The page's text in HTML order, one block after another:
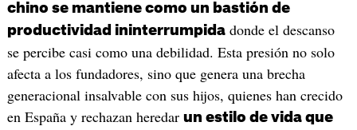
chino se mantiene como un bastión de
productividad ininterrumpidadonde el descanso
se percibe casi como una debilidad. Esta presión no solo
afecta a los fundadores, sino que genera una brecha
generacional insalvable con sus hijos, quienes han crecido
en España y rechazan heredar un estilo de vida que